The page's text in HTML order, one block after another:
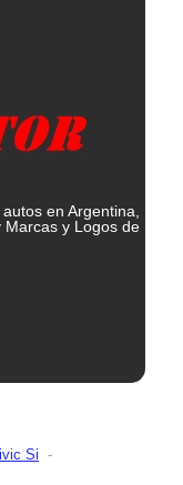
en Argentina,
Marcas y Logos de
Si